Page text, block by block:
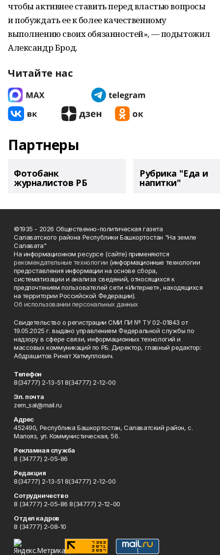
чтобы активнее ставить перед властью вопросы
и побуждать ее к более качественному
выполнению своих обязанностей», — подытожил
Александр Брод.
Читайте нас
Партнеры
Фотобанк
журналистов РБ
Рубрика "Еда и
напитки"
©1935 - 2026 Общественно-политическая газета
Салаватского района Республики Башкортостан "На земле
Салавата"
На информационном ресурсе (сайте) применяются
рекомендательные технологии (информационные технологии
предоставления информации на основе сбора,
систематизации и анализа сведений, относящихся к
предпочтениям пользователей сети «Интернет», находящихся
на территории Российской Федерации).
Об использовании персональных данных
Свидетельство о регистрации СМИ ПИ № ТУ 02-01843 от
19.05.2025 г. выдано управлением Федеральной службы по
надзору в сфере связи, информационных технологий и
массовых коммуникаций по РБ. Директор, главный редактор:
Абдрашитов Ринат Хатмуллович.
Телефон
8(34777) 2-13-51 8(34777) 2-12-00
Эл. почта
zem_sal@mail.ru
Адрес
452490, Республика Башкортостан, Салаватский район, с.
Малояз, ул. Коммунистическая, 56.
Рекламная служба
8 (34777) 2-05-86
Редакция
8(34777) 2-13-51 8(34777) 2-12-00
Сотрудничество
8 (34777) 2-05-86 8(34777) 2-12-00
Отдел кадров
8 (34777) 2-08-10